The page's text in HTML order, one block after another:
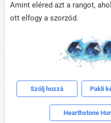
Amint eléred azt a rangot,
ott elfogy a szorzód.
Szólj hozzá Pakli
Hearthstone